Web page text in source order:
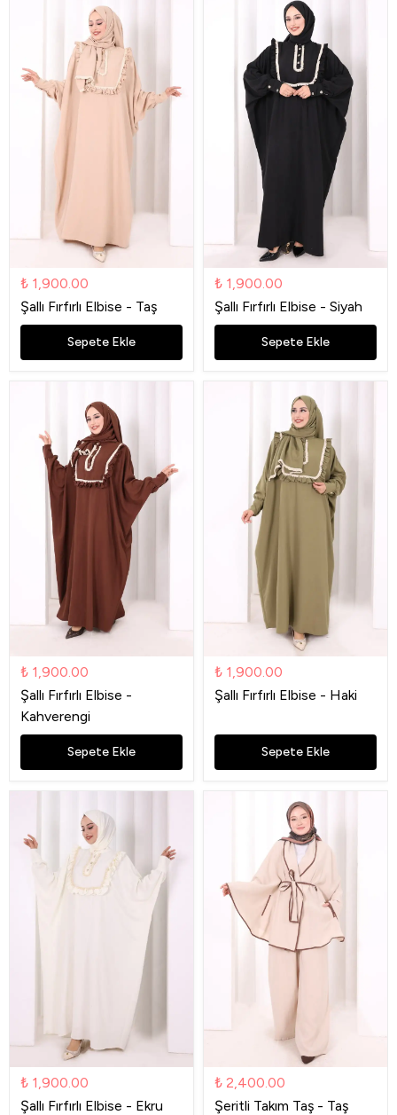
₺ 1,900.00
Şallı Fırfırlı Elbise - Taş
Sepete Ekle
₺ 1,900.00
Şallı Fırfırlı Elbise - Siyah
Sepete Ekle
₺ 1,900.00
Şallı Fırfırlı Elbise -
Kahverengi
Sepete Ekle
₺ 1,900.00
Şallı Fırfırlı Elbise - Haki
Sepete Ekle
₺ 1,900.00
Şallı Fırfırlı Elbise - Ekru
₺ 2,400.00
Şeritli Takım Taş - Taş